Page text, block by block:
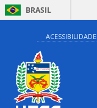
BRASIL
ACESSIBILIDADE